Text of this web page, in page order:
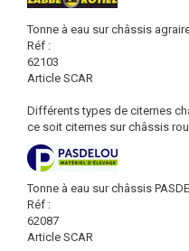
Tonne à eau sur châssis
Réf :
62103
Article SCAR
Différents types de citernes
ce soit citernes sur châssis
Tonne à eau sur châssis
Réf :
62087
Article SCAR